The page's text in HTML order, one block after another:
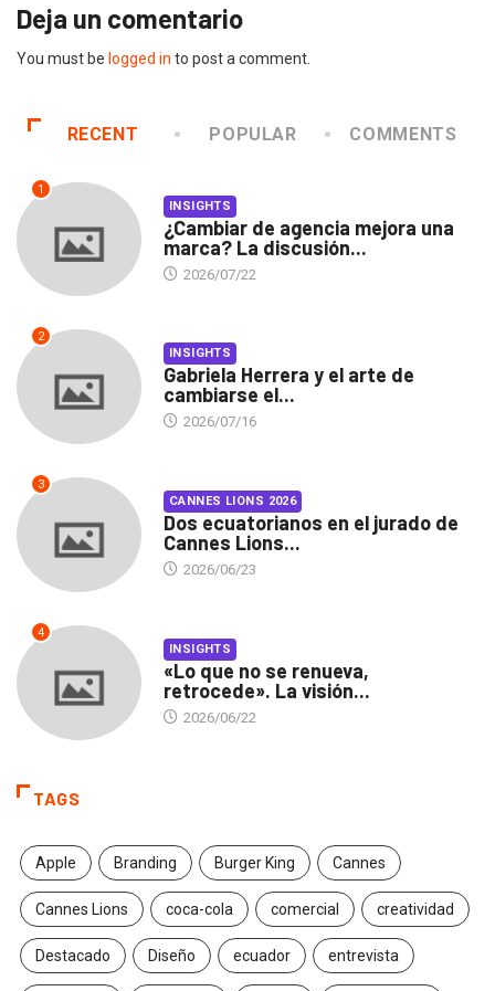
Deja un comentario
You must be logged in to post a comment.
RECENT POPULAR COMMENTS
1
INSIGHTS
¿Cambiar de agencia mejora una
marca? La discusión...
2026/07/22
2
INSIGHTS
Gabriela Herrera y el arte de
cambiarse el...
2026/07/16
3
CANNES LIONS 2026
Dos ecuatorianos en el jurado de
Cannes Lions...
2026/06/23
4
INSIGHTS
«Lo que no se renueva,
retrocede». La visión...
2026/06/22
TAGS
Apple Branding Burger King Cannes
Cannes Lions coca-cola comercial creatividad
Destacado Diseño ecuador entrevista